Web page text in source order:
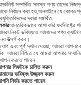
সম্পর্কিত সমস্ত পণ্য তাদের
নির্বাচন করা হয়,অনলাইনে যে কোনও
দ্বারা সমর্থিত.
আন্তরিকভাবে আশা করি ফর্কলিফ্টের
নিকট ভবিষ্যতে আমাদের পণ্য
উত্সর্গ করব।
এবং পূর্ণ স্থান দেওয়া, আমরা
আমরা নিশ্চিত যে আমরা আপনার
করতে পারেন
লিফটকে চালিত করুন
ভবিষ্যৎ উজ্জ্বল করুন
নির্ভর করতে পারেন